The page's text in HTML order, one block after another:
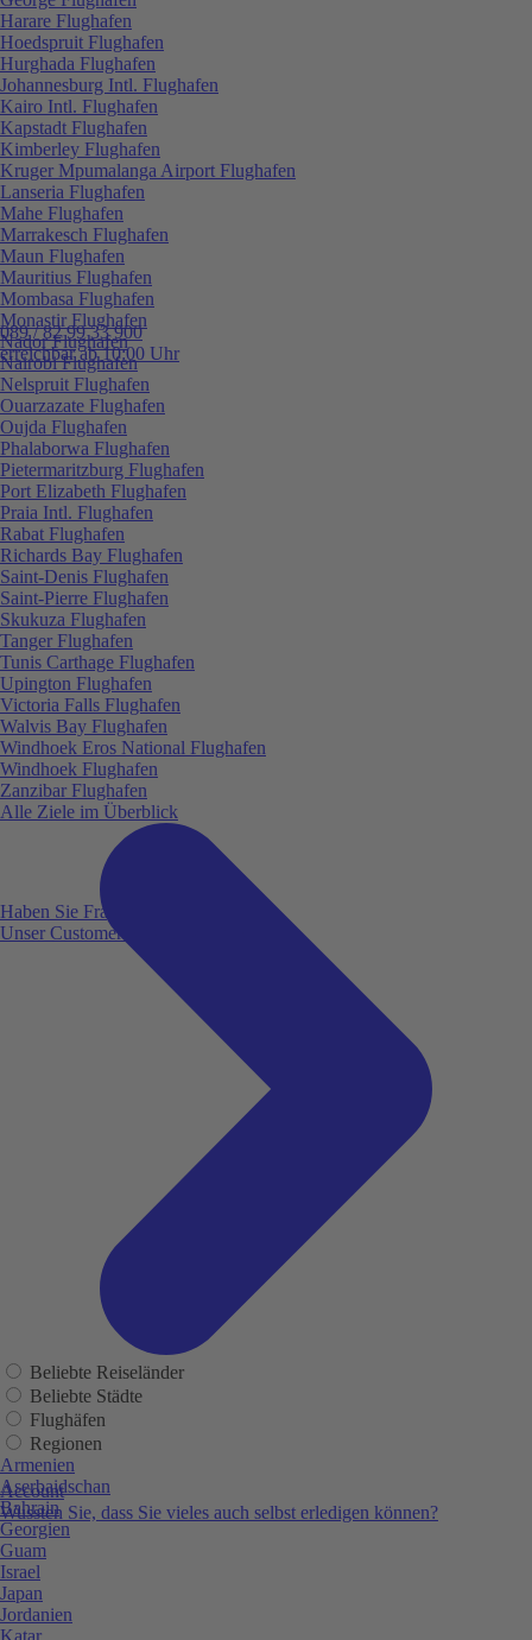
089 / 82 99 33 900
erreichbar ab 10:00 Uhr
Haben Sie Fragen?
Unser Customer Service ist für Sie da!
Account
Wussten Sie, dass Sie vieles auch selbst erledigen können?
Harare Flughafen
Hoedspruit Flughafen
Hurghada Flughafen
Johannesburg Intl. Flughafen
Kairo Intl. Flughafen
Kapstadt Flughafen
Kimberley Flughafen
Kruger Mpumalanga Airport Flughafen
Lanseria Flughafen
Mahe Flughafen
Marrakesch Flughafen
Maun Flughafen
Mauritius Flughafen
Mombasa Flughafen
Monastir Flughafen
Nador Flughafen
Nairobi Flughafen
Nelspruit Flughafen
Ouarzazate Flughafen
Oujda Flughafen
Phalaborwa Flughafen
Pietermaritzburg Flughafen
Port Elizabeth Flughafen
Praia Intl. Flughafen
Rabat Flughafen
Richards Bay Flughafen
Saint-Denis Flughafen
Saint-Pierre Flughafen
Skukuza Flughafen
Tanger Flughafen
Tunis Carthage Flughafen
Upington Flughafen
Victoria Falls Flughafen
Walvis Bay Flughafen
Windhoek Eros National Flughafen
Windhoek Flughafen
Zanzibar Flughafen
Alle Ziele im Überblick
Beliebte Reiseländer
Beliebte Städte
Flughäfen
Regionen
Armenien
Aserbaidschan
Bahrain
Georgien
Guam
Israel
Japan
Jordanien
Katar